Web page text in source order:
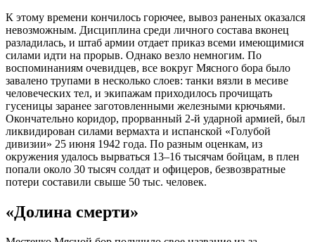
К этому времени кончилось горючее, вывоз раненых оказался
невозможным. Дисциплина среди личного состава вконец
разладилась, и штаб армии отдает приказ всеми имеющимися
силами идти на прорыв. Однако везло немногим. По
воспоминаниям очевидцев, все вокруг Мясного бора было
завалено трупами в несколько слоев: танки вязли в месиве
человеческих тел, и экипажам приходилось прочищать
гусеницы заранее заготовленными железными крючьями.
Окончательно коридор, прорванный 2-й ударной армией, был
ликвидирован силами вермахта и испанской «Голубой
дивизии» 25 июня 1942 года. По разным оценкам, из
окружения удалось вырваться 13–16 тысячам бойцам, в плен
попали около 30 тысяч солдат и офицеров, безвозвратные
потери составили свыше 50 тыс. человек.
«Долина смерти»